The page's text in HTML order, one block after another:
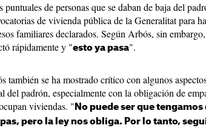
puntuales de personas que se daban de baja del
de vivienda pública de la Generalitat para
familiares declarados. Según Arbós, sin
rápidamente y "esto ya pasa".
también se ha mostrado crítico con algunos
del padrón, especialmente con la obligación de
viviendas. " No puede ser que
pero la ley nos obliga. Por lo tanto,